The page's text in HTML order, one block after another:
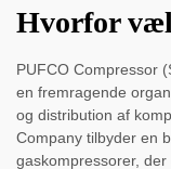
Hvorfor
PUFCO Compressor
en fremragende
og distribution af
Company tilbyder en
gaskompressorer,